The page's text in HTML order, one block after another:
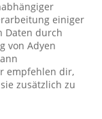
einiger
Daten durch
von Adyen
empfehlen dir,
zusätzlich zu